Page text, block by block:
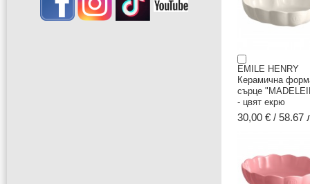
EMILE HENRY
Керамична
сърце
- цвят екрю
30,00 € / 58.67